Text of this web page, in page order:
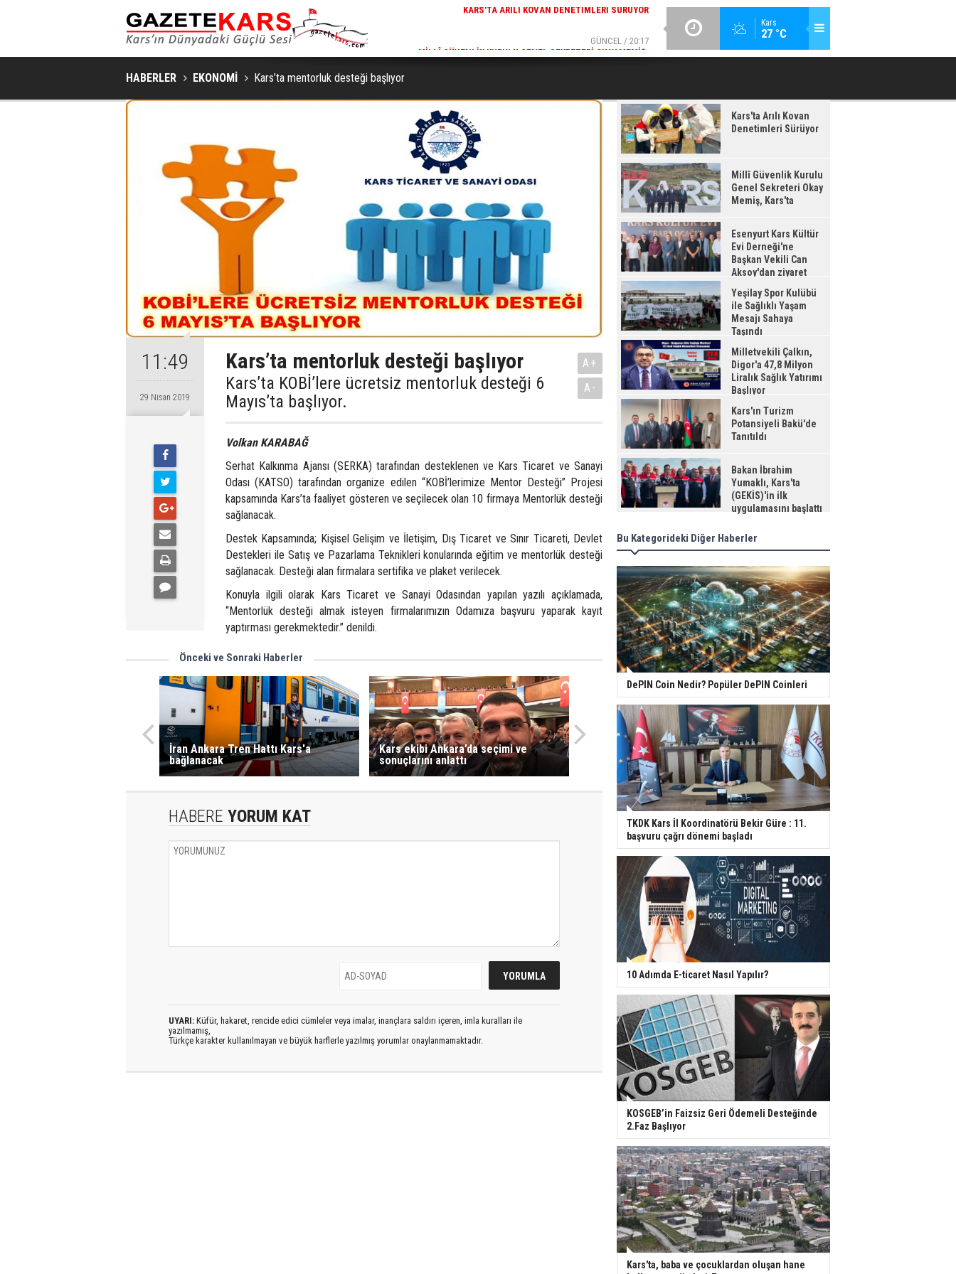
Kars
27 °C
KARS'TA ARILI KOVAN DENETIMLERI SÜRÜYOR
KARS'TA
ESENYURT KARS KÜLTÜR EVI DERNEĞI'NE BAŞKAN VEKILI CAN
HABERLER EKONOMİ Kars’ta mentorluk desteği başlıyor
11:49
29 Nisan 2019
Kars’ta mentorluk desteği başlıyor
Kars’ta KOBİ’lere ücretsiz mentorluk desteği 6
Mayıs’ta başlıyor.
A+
A-
Volkan KARABAĞ
Serhat Kalkınma Ajansı (SERKA) tarafından desteklenen ve Kars Ticaret ve Sanayi
Odası (KATSO) tarafından organize edilen “KOBİ’lerimize Mentor Desteği” Projesi
kapsamında Kars’ta faaliyet gösteren ve seçilecek olan 10 firmaya Mentorlük desteği
sağlanacak.
Destek Kapsamında; Kişisel Gelişim ve İletişim, Dış Ticaret ve Sınır Ticareti, Devlet
Destekleri ile Satış ve Pazarlama Teknikleri konularında eğitim ve mentorlük desteği
sağlanacak. Desteği alan firmalara sertifika ve plaket verilecek.
Konuyla ilgili olarak Kars Ticaret ve Sanayi Odasından yapılan yazılı açıklamada,
“Mentorlük desteği almak isteyen firmalarımızın Odamıza başvuru yaparak kayıt
yaptırması gerekmektedir.” denildi.
Önceki ve Sonraki Haberler
İran Ankara Tren Hattı Kars'a
bağlanacak
Kars ekibi Ankara’da seçimi ve
sonuçlarını anlattı
HABERE YORUM KAT
UYARI: Küfür, hakaret, rencide edici cümleler veya imalar, inançlara saldırı içeren, imla kuralları ile
yazılmamış,
Türkçe karakter kullanılmayan ve büyük harflerle yazılmış yorumlar onaylanmamaktadır.
Kars'ta Arılı Kovan
Denetimleri Sürüyor
Millî Güvenlik Kurulu
Genel Sekreteri Okay
Memiş, Kars'ta
Esenyurt Kars Kültür
Evi Derneği'ne
Başkan Vekili Can
Aksoy'dan ziyaret
Yeşilay Spor Kulübü
ile Sağlıklı Yaşam
Mesajı Sahaya
Taşındı
Milletvekili Çalkın,
Digor'a 47,8 Milyon
Liralık Sağlık Yatırımı
Başlıyor
Kars'ın Turizm
Potansiyeli Bakü'de
Tanıtıldı
Bakan İbrahim
Yumaklı, Kars'ta
(GEKİS)'in ilk
uygulamasını başlattı
Bu Kategorideki Diğer Haberler
DePIN Coin Nedir? Popüler DePIN Coinleri
TKDK Kars İl Koordinatörü Bekir Güre : 11.
başvuru çağrı dönemi başladı
10 Adımda E-ticaret Nasıl Yapılır?
KOSGEB’in Faizsiz Geri Ödemeli Desteğinde
2.Faz Başlıyor
Kars'ta, baba ve çocuklardan oluşan hane